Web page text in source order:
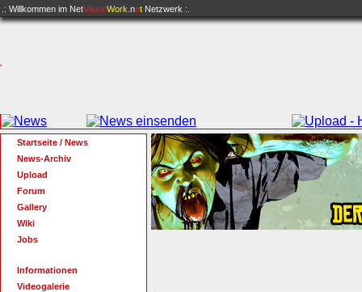
.: Willkommen im NetVisionWork .netNetzwerk :.
Startseite / News
News-Archiv
Upload
Forum
Gallery
Wiki
Jobs
Informationen
Videogalerie